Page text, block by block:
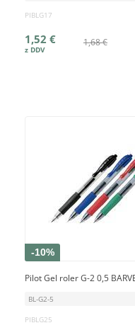
PIBLG17
1,68 €
1,52 €
-10%
Pilot Gel roler G-2 0,5
BL-G2-5
PIBLG25